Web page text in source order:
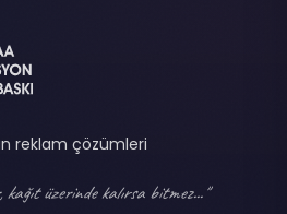
reklam çözümleri
üzerinde kalırsa bitmez..."